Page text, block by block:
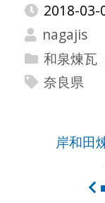
2018-03-
nagajis
和泉煉瓦
奈良県
岸和田